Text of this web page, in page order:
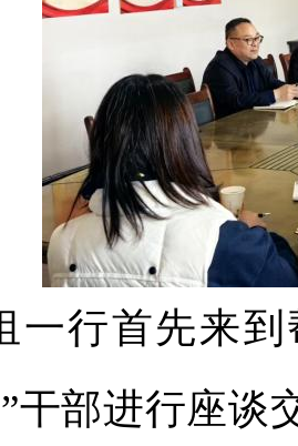
一行首先来
干部进行座谈